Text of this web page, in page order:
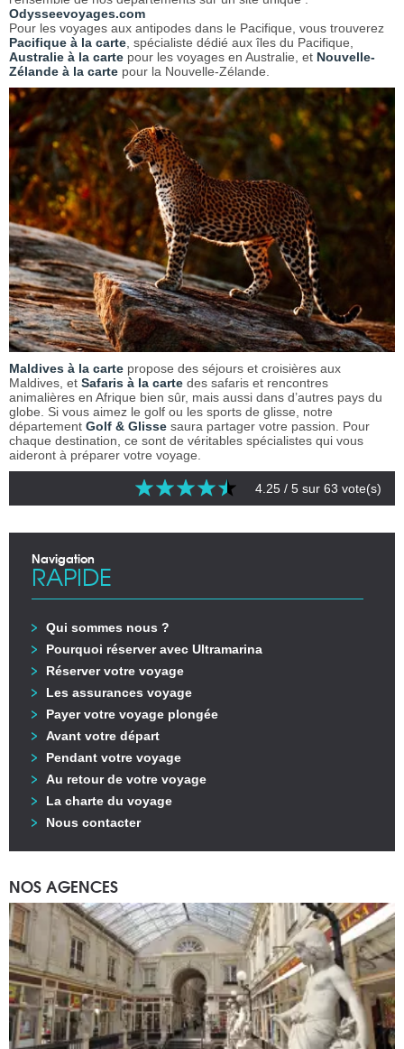
Odysseevoyages.com
Pour les voyages aux antipodes dans le Pacifique, vous trouverez
Pacifique à la carte , spécialiste dédié aux îles du Pacifique,
Australie à la carte pour les voyages en Australie, et Nouvelle-
Zélande à la carte pour la Nouvelle-Zélande.
Maldives à la carte propose des séjours et croisières aux
Maldives, et Safaris à la carte des safaris et rencontres
animalières en Afrique bien sûr, mais aussi dans d’autres pays du
globe. Si vous aimez le golf ou les sports de glisse, notre
département Golf & Glisse saura partager votre passion. Pour
chaque destination, ce sont de véritables spécialistes qui vous
aideront à préparer votre voyage.
4.25 / 5 sur 63 vote(s)
Navigation
RAPIDE
Qui sommes nous ?
Pourquoi réserver avec Ultramarina
Réserver votre voyage
Les assurances voyage
Payer votre voyage plongée
Avant votre départ
Pendant votre voyage
Au retour de votre voyage
La charte du voyage
Nous contacter
NOS AGENCES